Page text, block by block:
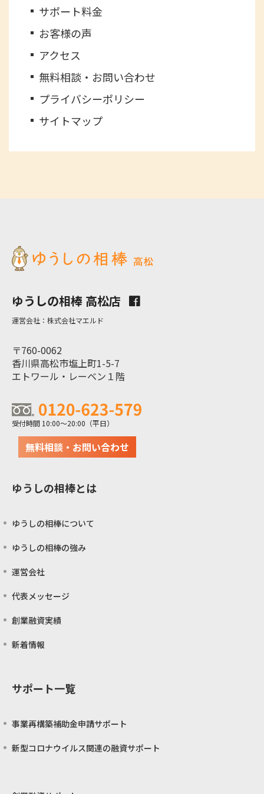
サポート料金
お客様の声
アクセス
無料相談・お問い合わせ
プライバシーポリシー
サイトマップ
ゆうしの相棒 高松店
運営会社：株式会社マエルド
〒760-0062
香川県高松市塩上町1-5-7
エトワール・レーベン１階
受付時間 10:00～20:00（平日）
無料相談・お問い合わせ
ゆうしの相棒とは
ゆうしの相棒について
ゆうしの相棒の強み
運営会社
代表メッセージ
創業融資実績
新着情報
サポート一覧
事業再構築補助金申請サポート
新型コロナウイルス関連の融資サポート